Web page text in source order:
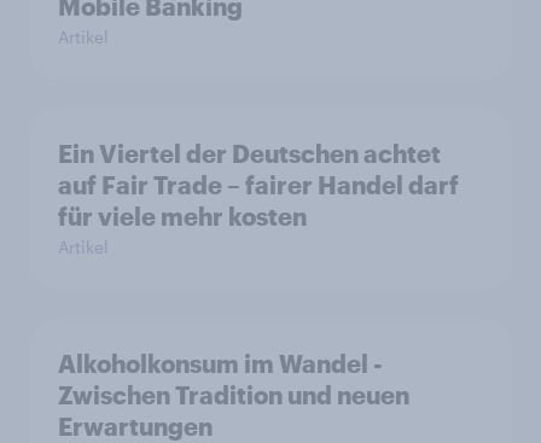
Mobile Banking
Artikel
Ein Viertel der Deutschen achtet
auf Fair Trade – fairer Handel darf
für viele mehr kosten
Artikel
Alkoholkonsum im Wandel​ -
Zwischen Tradition und neuen
Erwartungen